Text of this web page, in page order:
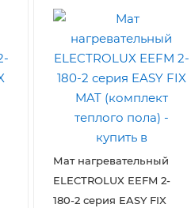
Мат нагревательный
ELECTROLUX EEFM 2-
180-2 серия EASY FIX